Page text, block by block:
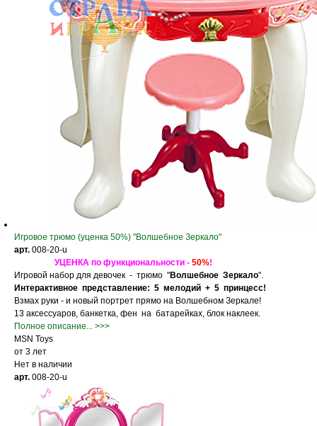
Игровое трюмо (уценка 50%) "Волшебное Зеркало"
арт. 008-20-u
УЦЕНКА по функциональности - 50%!
Игровой набор для девочек - трюмо "Волшебное Зеркало".
Интерактивное представление: 5 мелодий + 5 принцесс!
Взмах руки - и новый портрет прямо на Волшебном Зеркале!
13 аксессуаров, банкетка, фен на батарейках, блок наклеек.
Полное описание... >>>
MSN Toys
от 3 лет
Нет в наличии
арт. 008-20-u